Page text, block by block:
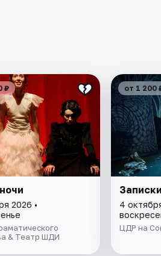
₽
2026 •
& Театр ШДИ
от 1 200
4
ЦДР на